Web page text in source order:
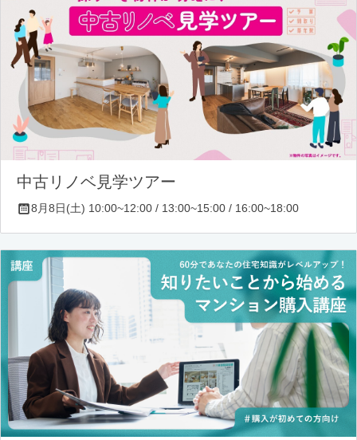
中古リノベ見学ツアー
8月8日(土) 10:00~12:00 / 13:00~15:00 / 16:00~18:00